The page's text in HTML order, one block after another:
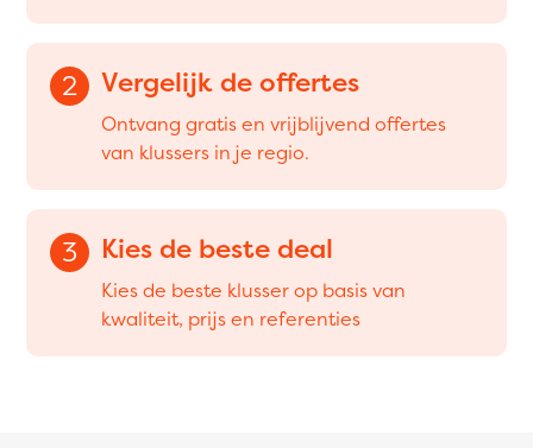
2 Vergelijk de offertes
Ontvang gratis en vrijblijvend offertes
van klussers in je regio.
3 Kies de beste deal
Kies de beste klusser op basis van
kwaliteit, prijs en referenties